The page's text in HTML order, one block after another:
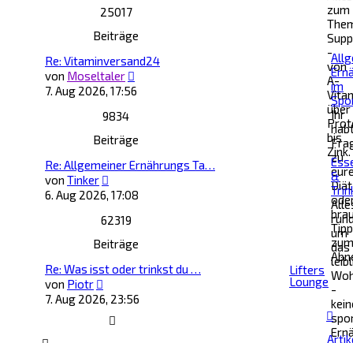
zum
-
von
A-
über
bis
Zink.
25017
Beiträge
Re: Vitaminversand24
von Moseltaler
Beitrag
7. Aug 2026, 17:56
im
Ihr
zu
Diät
zum
9834
Beiträge
Re: Allgemeiner Ernährungs Ta…
von Tinker
Beitrag
6. Aug 2026, 17:08
&
um
das
-
62319
Beiträge
Re: Was isst oder trinkst du …
von Piotr
Beitrag
7. Aug 2026, 23:56
Lifters
Lounge